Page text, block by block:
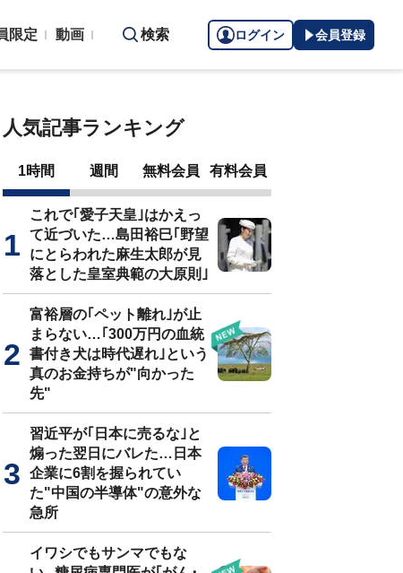
限定 動画 検索 ログイン 会員登録
人気記事ランキング
1時間 週間 無料会員 有料会員
これで｢愛子天皇｣はかえっ
て近づいた…島田裕巳｢野望
にとらわれた麻生太郎が見
落とした皇室典範の大原則｣
富裕層の｢ペット離れ｣が止
まらない…｢300万円の血統
書付き犬は時代遅れ｣という
真のお金持ちが"向かった
先"
習近平が｢日本に売るな｣と
煽った翌日にバレた…日本
企業に6割を握られてい
た"中国の半導体"の意外な
急所
イワシでもサンマでもな